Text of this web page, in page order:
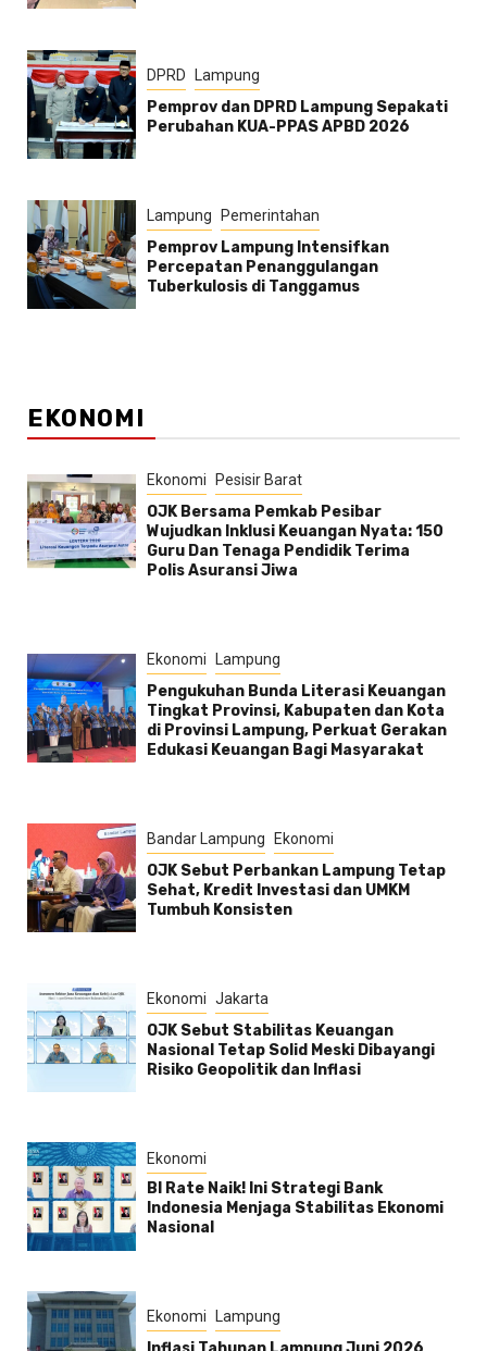
DPRD Lampung
Pemprov dan DPRD Lampung Sepakati
Perubahan KUA-PPAS APBD 2026
Lampung Pemerintahan
Pemprov Lampung Intensifkan
Percepatan Penanggulangan
Tuberkulosis di Tanggamus
EKONOMI
Ekonomi Pesisir Barat
OJK Bersama Pemkab Pesibar
Wujudkan Inklusi Keuangan Nyata: 150
Guru Dan Tenaga Pendidik Terima
Polis Asuransi Jiwa
Ekonomi Lampung
Pengukuhan Bunda Literasi Keuangan
Tingkat Provinsi, Kabupaten dan Kota
di Provinsi Lampung, Perkuat Gerakan
Edukasi Keuangan Bagi Masyarakat
Bandar Lampung Ekonomi
OJK Sebut Perbankan Lampung Tetap
Sehat, Kredit Investasi dan UMKM
Tumbuh Konsisten
Ekonomi Jakarta
OJK Sebut Stabilitas Keuangan
Nasional Tetap Solid Meski Dibayangi
Risiko Geopolitik dan Inflasi
Ekonomi
BI Rate Naik! Ini Strategi Bank
Indonesia Menjaga Stabilitas Ekonomi
Nasional
Ekonomi Lampung